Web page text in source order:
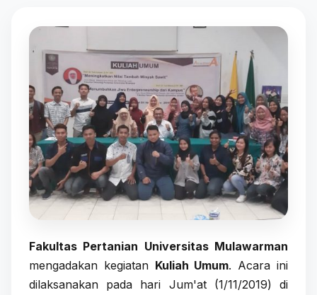
Fakultas Pertanian Universitas Mulawarman
mengadakan kegiatan Kuliah Umum. Acara ini
dilaksanakan pada hari Jum'at (1/11/2019) di